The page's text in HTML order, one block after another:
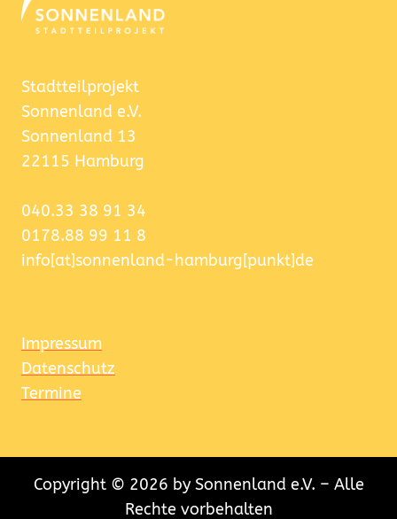
Stadtteilprojekt
Sonnenland e.V.
Sonnenland 13
22115 Hamburg
040.33 38 91 34
0178.88 99 11 8
info[at]sonnenland-hamburg[punkt]de
Impressum
Datenschutz
Termine
Copyright © 2026 by Sonnenland e.V. – Alle
Rechte vorbehalten